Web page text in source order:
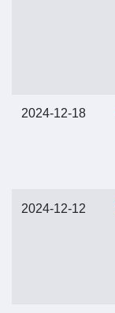
2024-12-18
2024-12-12